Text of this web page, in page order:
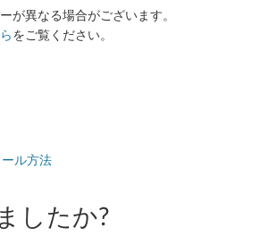
が異なる場合がございます。
をご覧ください。
ル方法
したか?